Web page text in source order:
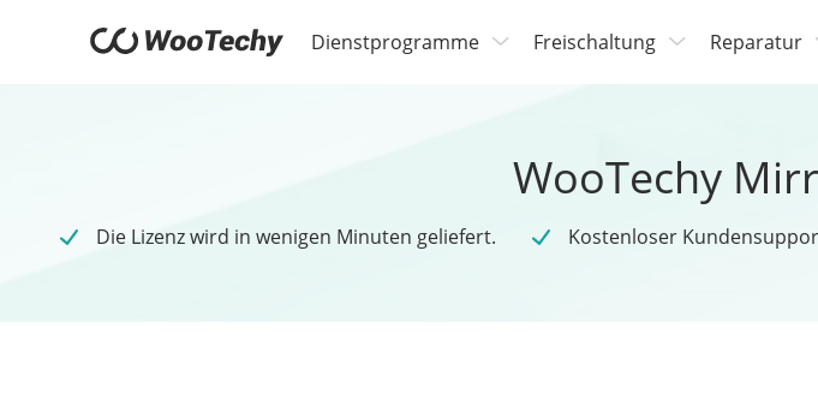
Dienstprogramme Freischaltung Reparatur
WooTechy
Die Lizenz wird in wenigen Minuten geliefert. Kostenloser